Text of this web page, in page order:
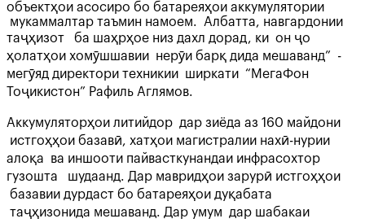
объектҳои асосиро бо батареяҳои аккумулятории
мукаммалтар таъмин намоем. Албатта, навгардонии
таҷҳизот ба шаҳрҳое низ дахл дорад, ки он ҷо
ҳолатҳои хомӯшшавии нерӯи барқ дида мешаванд” -
мегӯяд директори техникии ширкати “МегаФон
Тоҷикистон” Рафиль Аглямов.
Аккумуляторҳои литийдор дар зиёда аз 160 майдони
истгоҳҳои базавӣ, хатҳои магистралии нахӣ-нурии
алоқа ва иншооти пайвасткунандаи инфрасохтор
гузошта шудаанд. Дар мавридҳои зарурӣ истгоҳҳои
базавии дурдаст бо батареяҳои дуқабата
таҷҳизонида мешаванд. Дар умум дар шабакаи